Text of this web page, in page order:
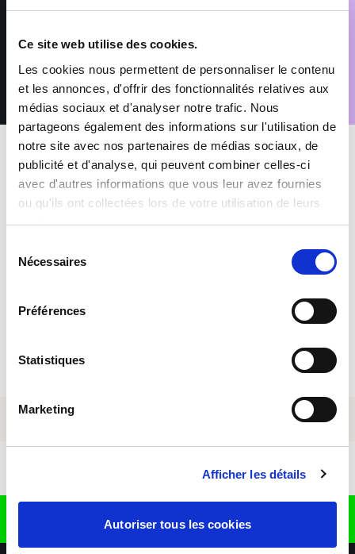
Ce site web utilise des cookies.
Les cookies nous permettent de personnaliser le contenu
et les annonces, d'offrir des fonctionnalités relatives aux
médias sociaux et d'analyser notre trafic. Nous
partageons également des informations sur l'utilisation de
notre site avec nos partenaires de médias sociaux, de
publicité et d'analyse, qui peuvent combiner celles-ci
avec d'autres informations que vous leur avez fournies
ou qu'ils ont collectées lors de votre utilisation de leurs
services.
Nécessaires
Préférences
Statistiques
Marketing
Afficher les détails
Autoriser tous les cookies
Prime de participation & CET
d’opposition pour motifs légitimes, en adressant votre demande
Retrouvez nous sur